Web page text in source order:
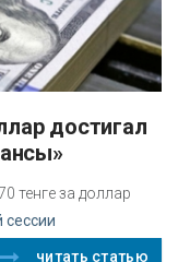
тенге за доллар
читать статью